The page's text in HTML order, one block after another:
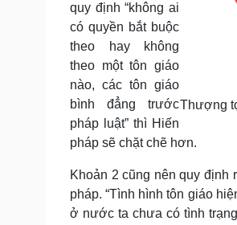
Thượng
quy định “không ai
có quyền bắt buộc
theo hay không
theo một tôn giáo
nào, các tôn giáo
bình đẳng trước
pháp luật” thì Hiến
pháp sẽ chặt chẽ hơn.
Khoản 2 cũng nên quy định
pháp. “Tình hình tôn giáo
ở nước ta chưa có tình